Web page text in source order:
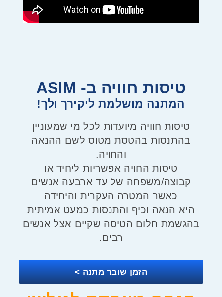
טיסות חוויה ב- ASIM
המתנה מושלמת ליקירך ולך!
טיסות חוויה מיועדות לכל מי שמעוניין
בהתנסות בהטסת מטוס לשם ההנאה
והחויה.
טיסות החויה אפשריות ליחיד או
קבוצה/משפחה של עד ארבעה אנשים
כאשר המטרה העקרית והיחידה
היא הנאה וכיף והתנסות כמעט אמיתית
בהגשמת חלום הטיסה שקיים אצל אנשים
רבים.
הזמן שובר מתנה >